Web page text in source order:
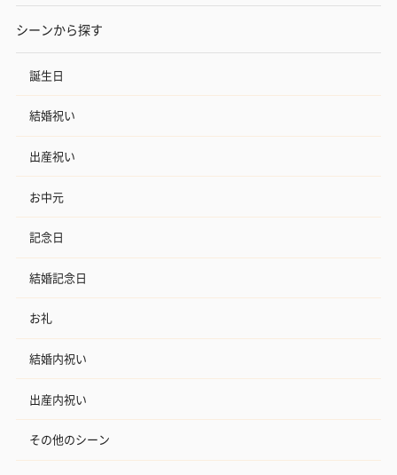
シーンから探す
誕生日
結婚祝い
出産祝い
お中元
記念日
結婚記念日
お礼
結婚内祝い
出産内祝い
その他のシーン